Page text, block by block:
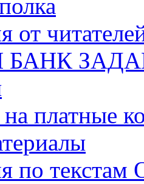
от
платные
по текстам